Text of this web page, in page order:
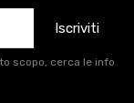
Iscriviti
scopo, cerca le info